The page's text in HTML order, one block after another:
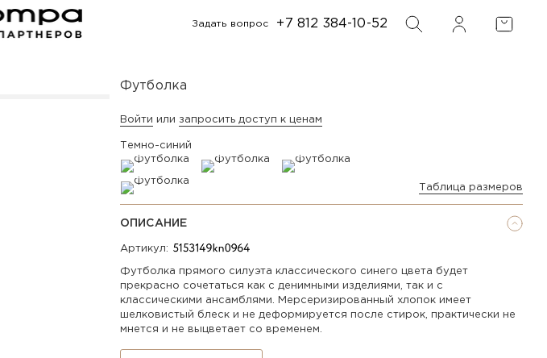
Задать вопрос +7 812 384-10-52 ФИЛЬТР
ПОИСК
Футболка
Войти или запросить доступ к ценам
Темно-синий
Таблица размеров
ОПИСАНИЕ
Артикул:
Футболка прямого силуэта классического синего цвета будет
прекрасно сочетаться как с денимными изделиями, так и с
классическими ансамблями. Мерсеризированный хлопок имеет
шелковистый блеск и не деформируется после стирок, практически не
мнется и не выцветает со временем.